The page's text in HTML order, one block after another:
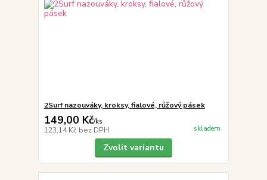
2Surf nazouváky, kroksy, fialové, růžový pásek
149,00 Kč/ks
123,14 Kč bez DPH skladem
Zvolit variantu